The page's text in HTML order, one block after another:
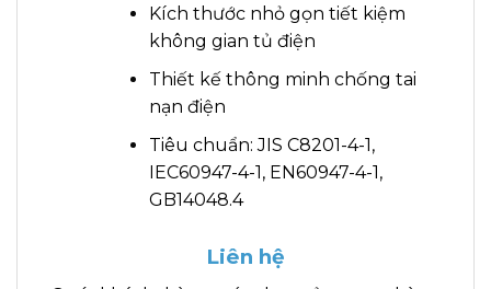
Kích thước nhỏ gọn tiết kiệm
không gian tủ điện
Thiết kế thông minh chống tai
nạn điện
Tiêu chuẩn: JIS C8201-4-1,
IEC60947-4-1, EN60947-4-1,
GB14048.4
Liên hệ